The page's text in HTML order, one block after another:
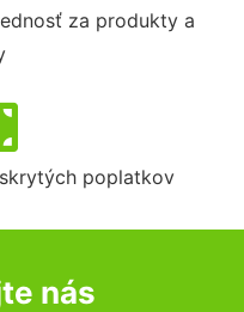
za produkty a
poplatkov
nás